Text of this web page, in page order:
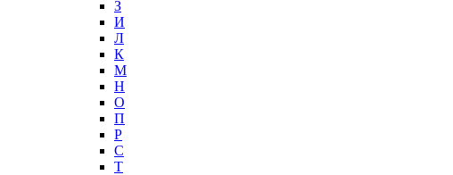
З
И
Л
К
М
Н
О
П
Р
С
Т